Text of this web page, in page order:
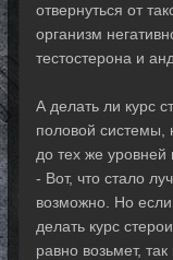
отвернуться от
организм
тестостерона и
А делать ли курс
половой системы,
до тех же
- Вот, что стало
возможно. Но
делать курс
равно возьмет,